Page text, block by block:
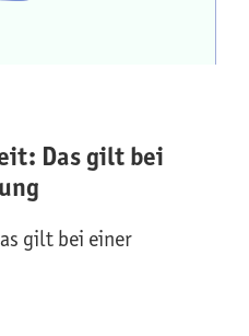
Das gilt bei
gilt bei einer